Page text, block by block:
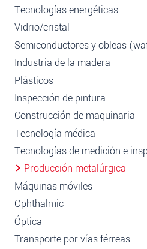
Tecnologías energéticas
Vidrio/cristal
Semiconductores y obleas
Industria de la madera
Plásticos
Inspección de pintura
Construcción de maquinaria
Tecnología médica
Tecnologías de medición e
Producción metalúrgica
Máquinas móviles
Ophthalmic
Óptica
Transporte por vías férreas